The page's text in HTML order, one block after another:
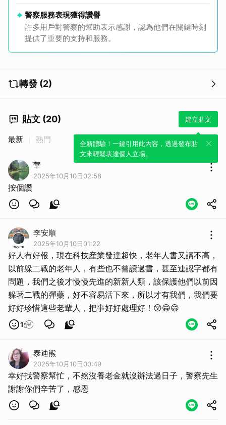
警察服務表現獲得讚譽
許多用戶對警察的幫助表示感謝，認為他們在關鍵時刻
提供了重要的支持和服務。
轉發 (2)
貼文 (20) 建立貼文
全新體驗！一鍵引用此內容，透過發布貼
文來輕鬆表達個人立場。
最新 熱門
華
2025年10月10日02:58
按個讚
李安順
2025年10月10日01:22
好人有好報，現在科技産業發達超快，老年人書又讀不高，
以前躲二戰的老年人，有些也不曾讀過書，甚至連認字都有
問題，我們之後才慢慢先進的新新人類，該保護他們以前因
躲著二戰的彈藥，好不容易活下來，所以才有我們，我們要
好好珍惜這些老輩人，把事好好處理好！😚😁😄
1
泰迪熊
2025年10月10日00:49
幸好找警察幫忙，不然沒養老金就沒辦法過日子，警察先生
謝謝你們辛苦了，感恩
取消